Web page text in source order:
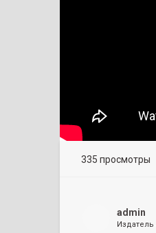
335 просмотры
admin
Издатель